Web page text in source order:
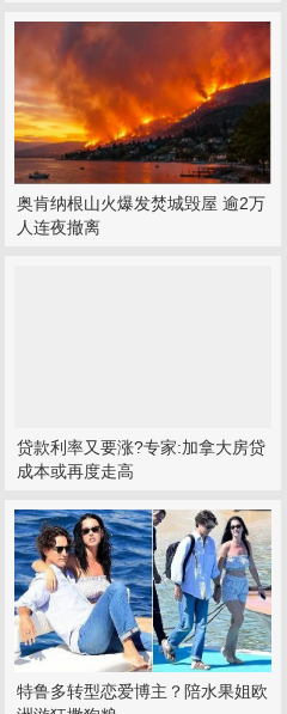
奥肯纳根山火爆发焚城毁屋 逾2万
人连夜撤离
贷款利率又要涨?专家:加拿大房贷
成本或再度走高
特鲁多转型恋爱博主？陪水果姐欧